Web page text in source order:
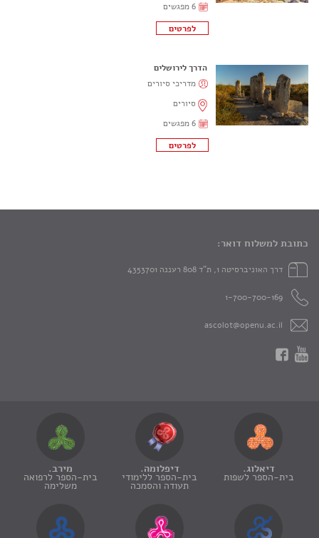
6 מפגשים
הדרך לירושלים
מדריכי סיורים
סיורים
6 מפגשים
כתובת למשלוח דואר:
דרך האוניברסיטה 1, ת"ד 808 רעננה 4353701
1-700-700-169
ascolot@openu.ac.il
דיאלוג.
בית-הספר לשפות
דיפלומה.
בית-הספר ללימודי
תעודה והסמכה
מירב.
בית-הספר לרפואה
משלימה